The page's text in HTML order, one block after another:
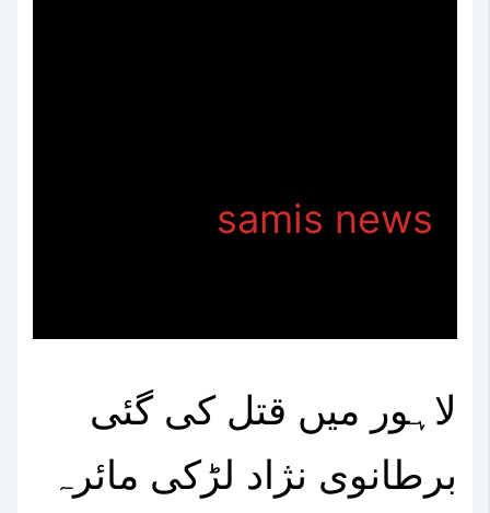
samis news
لاہور میں قتل کی گئی
برطانوی نژاد لڑکی مائرہ